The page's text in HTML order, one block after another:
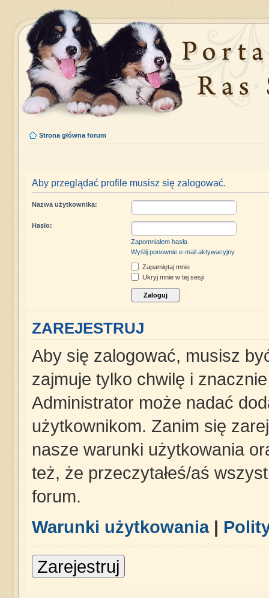
Strona główna forum
Aby przeglądać profile musisz się zalogować.
Nazwa użytkownika:
Hasło:
Zapomniałem hasła
Wyślij ponownie e-mail aktywacyjny
Zapamiętaj mnie
Ukryj mnie w tej sesji
ZAREJESTRUJ
Aby się zalogować, musisz
zajmuje tylko chwilę i
Administrator może nadać
użytkownikom. Zanim się
nasze warunki użytkowania
też, że przeczytałeś/aś
forum.
Warunki użytkowania|
Zarejestruj